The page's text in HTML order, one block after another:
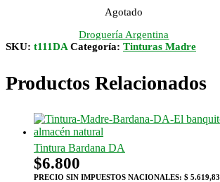
Agotado
Droguería Argentina
SKU: t111DA Categoría: Tinturas Madre
Productos Relacionados
Tintura Bardana DA
$6.800
PRECIO SIN IMPUESTOS NACIONALES: $ 5.619,83